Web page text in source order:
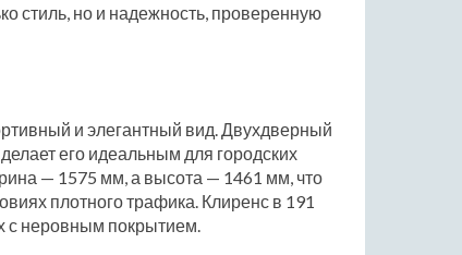
стиль, но и надежность, проверенную
и элегантный вид. Двухдверный
его идеальным для городских
— 1575 мм, а высота — 1461 мм, что
плотного трафика. Клиренс в 191
с неровным покрытием.